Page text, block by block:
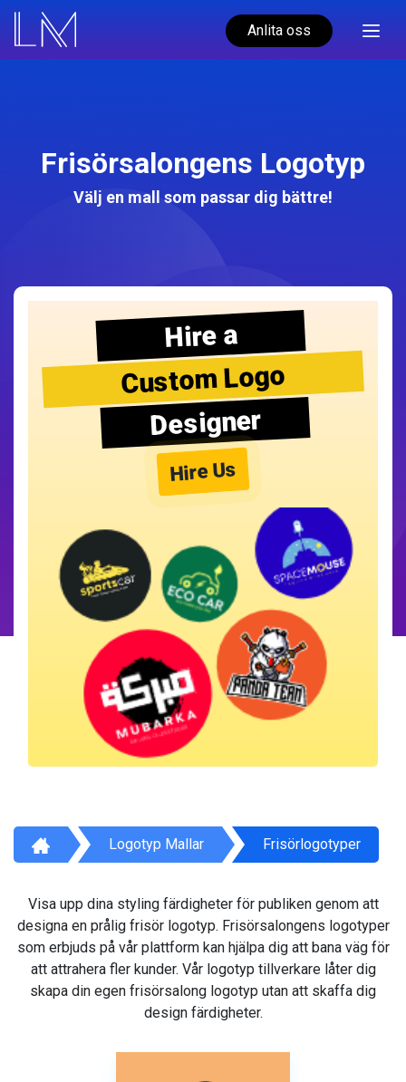
Anlita oss
Frisörsalongens Logotyp
Välj en mall som passar dig bättre!
Hire a
Custom Logo
Designer
Hire Us
Logotyp Mallar Frisörlogotyper
Visa upp dina styling färdigheter för publiken genom att
designa en prålig frisör logotyp. Frisörsalongens logotyper
som erbjuds på vår plattform kan hjälpa dig att bana väg för
att attrahera fler kunder. Vår logotyp tillverkare låter dig
skapa din egen frisörsalong logotyp utan att skaffa dig
design färdigheter.